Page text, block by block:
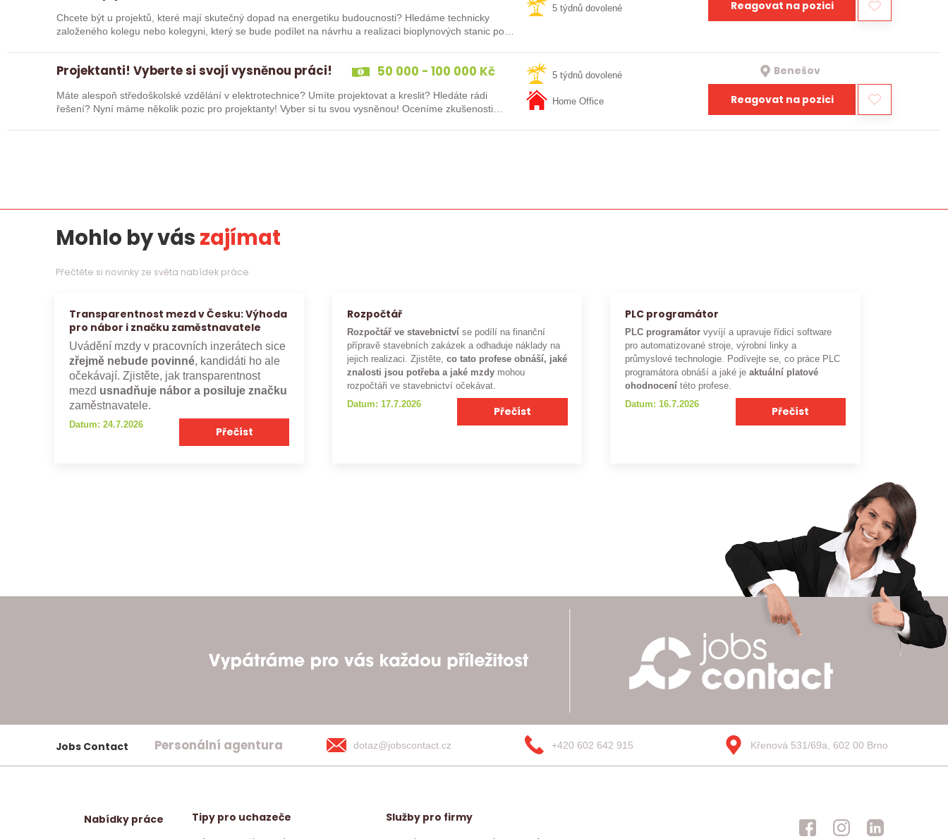
Chcete být u projektů, které mají skutečný dopad na energetiku budoucnosti? Hledáme technicky
založeného kolegu nebo kolegyni, který se bude podílet na návrhu a realizaci bioplynových stanic po
5 týdnů dovolené Reagovat na pozici
Projektanti! Vyberte si svojí vysněnou práci! 50 000 - 100 000 Kč
Máte alespoň středoškolské vzdělání v elektrotechnice? Umíte projektovat a kreslit? Hledáte rádi
řešení? Nyní máme několik pozic pro projektanty! Vyber si tu svou vysněnou! Oceníme zkušenosti…
5 týdnů dovolené
Home Office
Benešov
Reagovat na pozici
Mohlo by vászajímat
Přečtěte si novinky ze světa nabídek práce
Transparentnost mezd v Česku: Výhoda
pro nábor i značku zaměstnavatele
Uvádění mzdy v pracovních inzerátech sice
zřejmě nebude povinné, kandidáti ho ale
očekávají. Zjistěte, jak transparentnost
mezd usnadňuje nábor a posiluje značku
zaměstnavatele.
Datum: 24.7.2026
Přečíst
Rozpočtář
Rozpočtář ve stavebnictví se podílí na finanční
přípravě stavebních zakázek a odhaduje náklady na
jejich realizaci. Zjistěte,co tato profese obnáší, jaké
znalosti jsou potřeba a jaké mzdy mohou
rozpočtáři ve stavebnictví očekávat.
Datum: 17.7.2026
Přečíst
PLC programátor
PLC programátor vyvíjí a upravuje řídicí software
pro automatizované stroje, výrobní linky a
průmyslové technologie. Podívejte se, co práce PLC
programátora obnáší a jaké je aktuální platové
ohodnocení této profese.
Datum: 16.7.2026
Přečíst
Jobs Contact Personální agentura dotaz@jobscontact.cz +420 602 642 915 Křenová 531/69a, 602 00 Brno
Nabídky práce
Tipy pro uchazeče
Služby pro firmy